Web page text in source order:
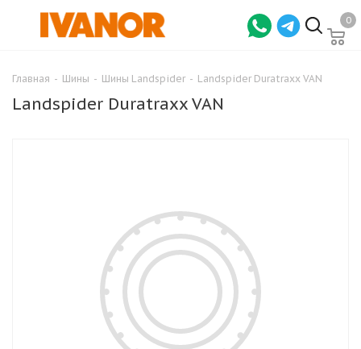
0
Главная - Шины - Шины Landspider - Landspider Duratraxx VAN
Landspider Duratraxx VAN